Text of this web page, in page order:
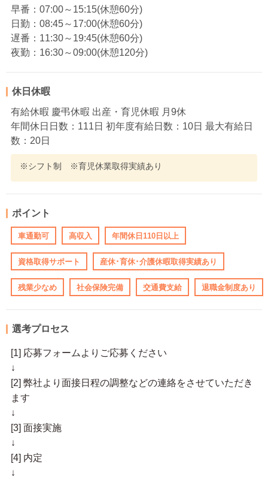
早番：07:00～15:15(休憩60分)
日勤：08:45～17:00(休憩60分)
遅番：11:30～19:45(休憩60分)
夜勤：16:30～09:00(休憩120分)
休日休暇
有給休暇 慶弔休暇 出産・育児休暇 月9休
年間休日日数：111日 初年度有給日数：10日 最大有給日
数：20日
※シフト制 ※育児休業取得実績あり
ポイント
車通勤可 高収入 年間休日110日以上
資格取得サポート 産休･育休･介護休暇取得実績あり
残業少なめ 社会保険完備 交通費支給 退職金制度あり
選考プロセス
[1] 応募フォームよりご応募ください
↓
[2] 弊社より面接日程の調整などの連絡をさせていただき
ます
↓
[3] 面接実施
↓
[4] 内定
↓